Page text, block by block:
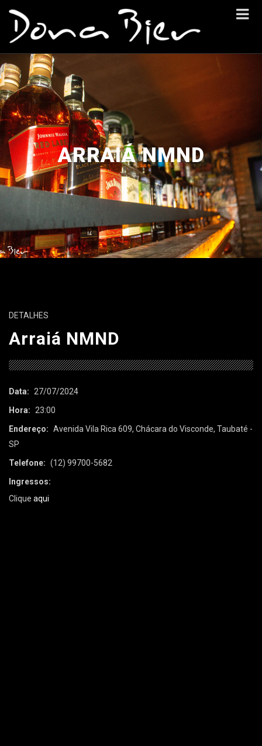
ARRAIÁ NMND
DETALHES
Arraiá NMND
Data:
27/07/2024
Hora:
23:00
Endereço: Avenida Vila Rica 609, Chácara do Visconde, Taubaté -
SP
Telefone: (12) 99700-5682
Ingressos:
Clique aqui